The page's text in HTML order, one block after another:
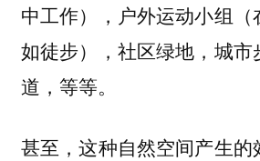
中工作），户外运动小组
如徒步），社区绿地，城
道，等等。
甚至，这种自然空间产生的